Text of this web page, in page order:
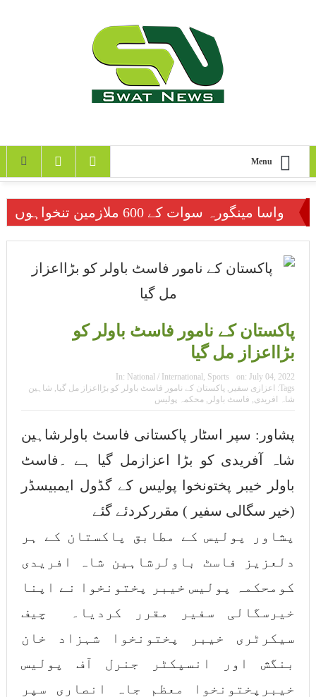
Menu
واسا مینگورہ سوات کے 600 ملازمین تنخواہوں
سے محروم
صوبائی امیدواروں کا اعلان کردیا
سوات میں مقیم مسیحی برادری نے سانحہ
جڑانوالہ کےخلاف احتجاجی مظاہرہ
ایجوکیشن مانیٹرنگ اتھارٹی کا مطالبات کے حق
میں احتجاجی مظاہرہ
جنگلات قومی اثاثہ ہیں، تحفظ مشترکہ ذمہ
داری ہے، ایڈیشنل ڈپٹی کمشنر سوات سہیل
احمد
سوات میں انسداد پولیو مہم جاری۔ مہم کیلئے
سیکورٹی کے سخت انتظامات
پاکستان کے نامور فاسٹ باولر کو
بڑااعزاز مل گیا
on:July 04, 2022
In: National / International , Sports
Tags:
اعزازی سفیر , پاکستان کے نامور فاسٹ باولر کو بڑااعزاز مل گیا, شاہین
شاہ افریدی, فاسٹ باولر , محکمہ پولیس
پشاور: سپر اسٹار پاکستانی فاسٹ باولرشاہین
شاہ آفریدی کو بڑا اعزازمل گیا ہے ۔فاسٹ
باولر خیبر پختونخوا پولیس کے گڈول ایمبیسڈر
(خیر سگالی سفیر ) مقررکردئے گئے
پشاور پولیس کے مطابق پاکستان کے ہر
دلعزیز فاسٹ باولرشاہین شاہ افریدی
کومحکمہ پولیس خیبر پختونخوا نے اپنا
خیرسگالی سفیر مقرر کردیا۔ چیف
سیکرٹری خیبر پختونخوا شہزاد خان
بنگش اور انسپکٹر جنرل آف پولیس
خیبرپختونخوا معظم جاہ انصاری سپر